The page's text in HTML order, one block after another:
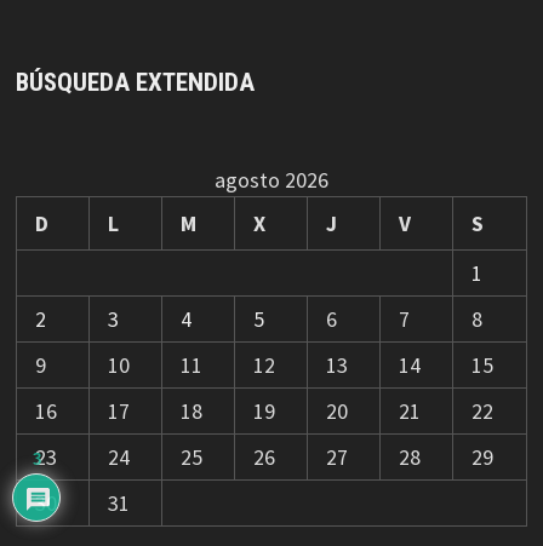
BÚSQUEDA EXTENDIDA
agosto 2026
D
L M X J V
S
1
2
3 4 5 6 7
8
9
10 11 12 13 14
15
16
17 18 19 20 21
22
23
24 25 26 27 28
29
30
31
3